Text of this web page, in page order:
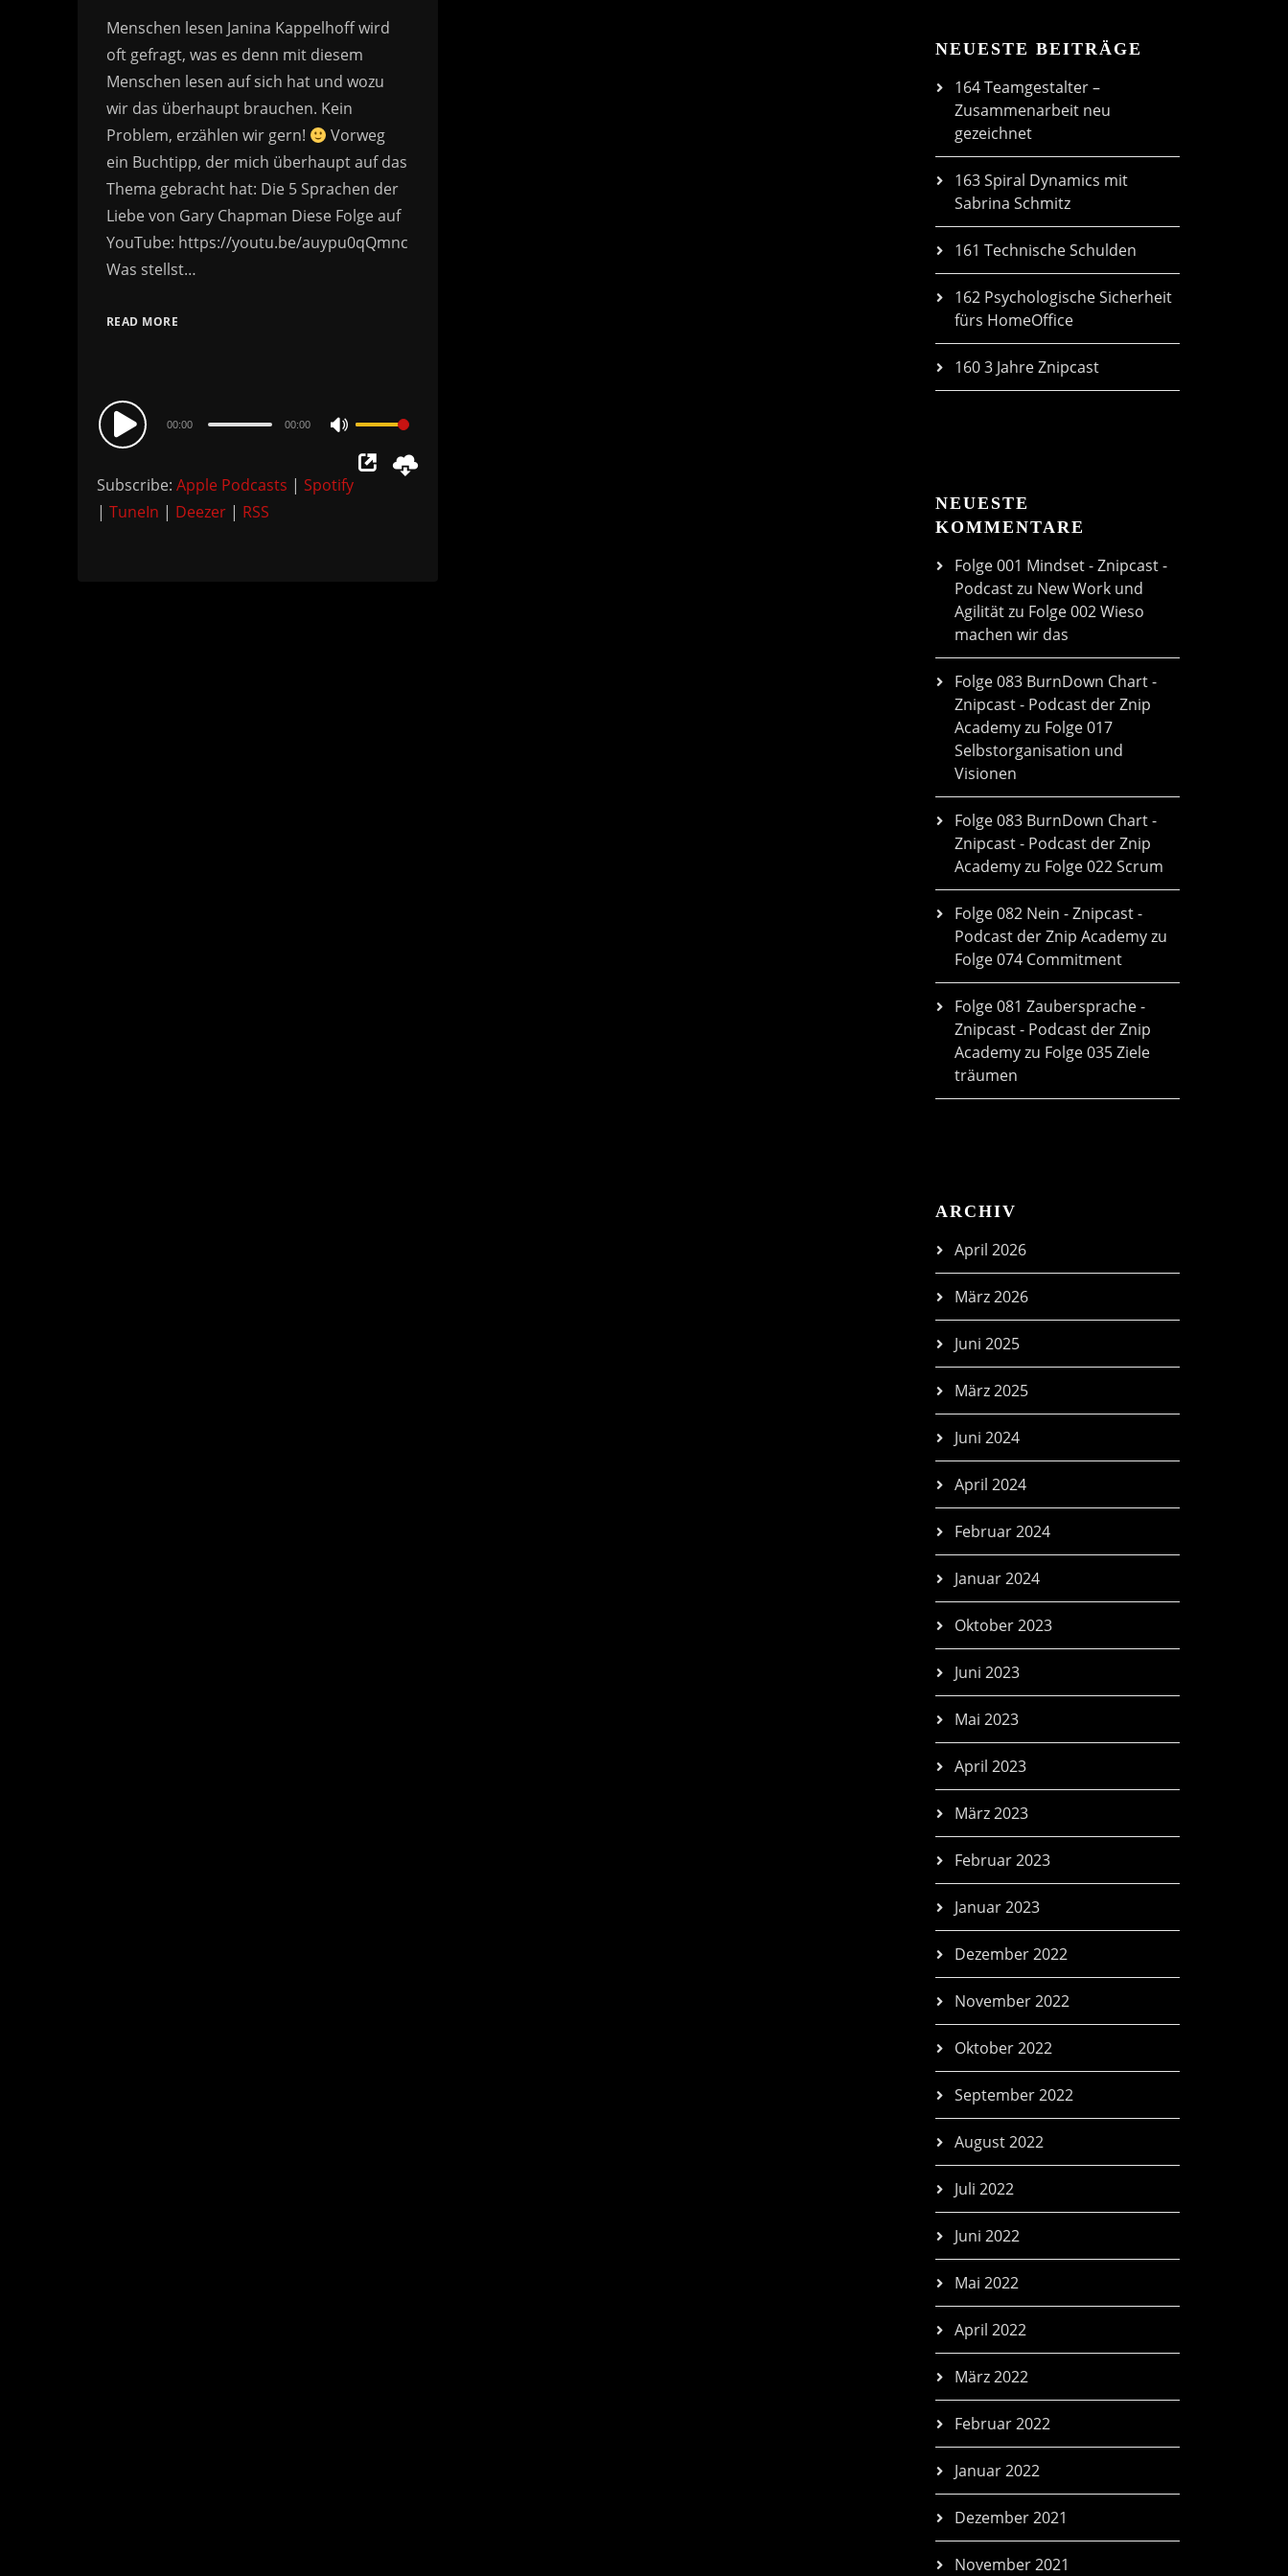
Menschen lesen Janina Kappelhoff wird
oft gefragt, was es denn mit diesem
Menschen lesen auf sich hat und wozu
wir das überhaupt brauchen. Kein
Problem, erzählen wir gern!
Vorweg
ein Buchtipp, der mich überhaupt auf das
Thema gebracht hat: Die 5 Sprachen der
Liebe von Gary Chapman Diese Folge auf
YouTube: https://youtu.be/auypu0qQmnc
Was stellst…
READ MORE
Audio
Player
00:00 00:00
Up/Down
Subscribe: Apple Podcasts | Spotify
| TuneIn | Deezer| RSS
NEUESTE BEITRÄGE
164 Teamgestalter –
Zusammenarbeit neu
gezeichnet
163 Spiral Dynamics mit
Sabrina Schmitz
161 Technische Schulden
162 Psychologische Sicherheit
fürs HomeOffice
160 3 Jahre Znipcast
NEUESTE
KOMMENTARE
Folge 001 Mindset - Znipcast -
Podcast zu New Work und
Agilitätzu Folge 002 Wieso
machen wir das
Folge 083 BurnDown Chart -
Znipcast - Podcast der Znip
Academyzu Folge 017
Selbstorganisation und
Visionen
Folge 083 BurnDown Chart -
Znipcast - Podcast der Znip
Academyzu Folge 022 Scrum
Folge 082 Nein - Znipcast -
Podcast der Znip Academyzu
Folge 074 Commitment
Folge 081 Zaubersprache -
Znipcast - Podcast der Znip
Academyzu Folge 035 Ziele
träumen
ARCHIV
April 2026
März 2026
Juni 2025
März 2025
Juni 2024
April 2024
Februar 2024
Januar 2024
Oktober 2023
Juni 2023
Mai 2023
April 2023
März 2023
Februar 2023
Januar 2023
Dezember 2022
November 2022
Oktober 2022
September 2022
August 2022
Juli 2022
Juni 2022
Mai 2022
April 2022
März 2022
Februar 2022
Januar 2022
Dezember 2021
November 2021